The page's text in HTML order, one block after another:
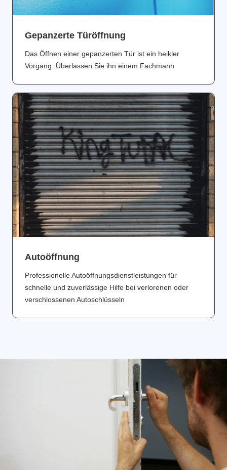
Gepanzerte Türöffnung
Das Öffnen einer gepanzerten Tür ist ein heikler
Vorgang. Überlassen Sie ihn einem Fachmann
Аutoöffnung
Professionelle Autoöffnungsdienstleistungen für
schnelle und zuverlässige Hilfe bei verlorenen oder
verschlossenen Autoschlüsseln